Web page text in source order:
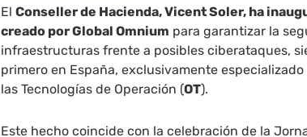
ElConseller de Hacienda, Vicent Soler, ha
creado por Global Omnium para garantizar la
infraestructuras frente a posibles ciberataques,
primero en España, exclusivamente
las Tecnologías de Operación (OT).
Este hecho coincide con la celebración de la